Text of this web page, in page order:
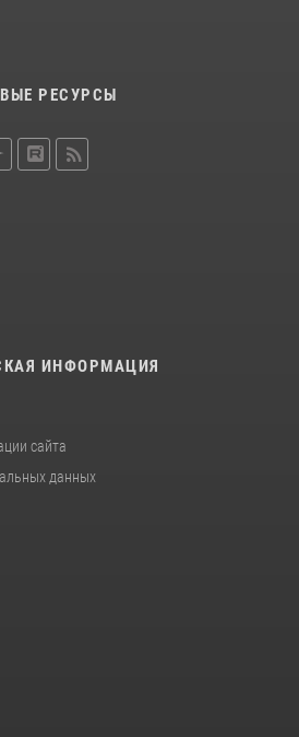
РЕСУРСЫ
ИНФОРМАЦИЯ
сайта
данных